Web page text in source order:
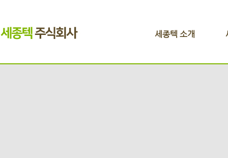
세종텍 소개